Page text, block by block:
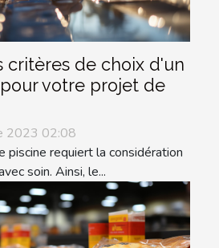
critères de choix d'un
votre projet de
2023 02:08
piscine requiert la considération
soin. Ainsi, le...